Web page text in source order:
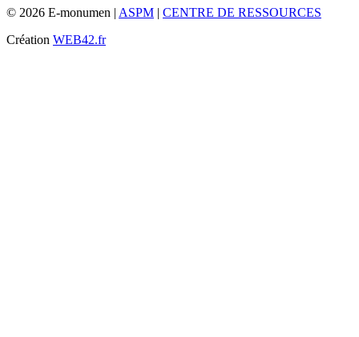
© 2026 E-monumen | ASPM | CENTRE DE RESSOURCES
Création WEB42.fr